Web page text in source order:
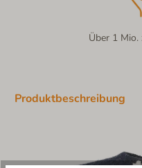
Über 1 Mio.
Produktbeschreibung